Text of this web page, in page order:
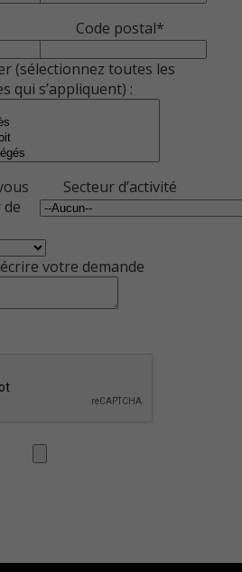
Code postal*
(sélectionnez toutes les
qui s’appliquent) :
Secteur d’activité
votre demande